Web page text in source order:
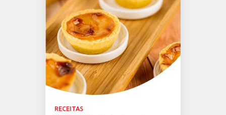
RECEITAS